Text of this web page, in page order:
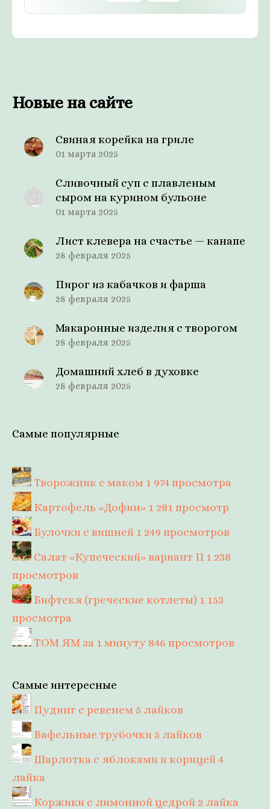
Новые на сайте
Свиная корейка на гриле
01 марта 2025
Сливочный суп с плавленым
сыром на курином бульоне
01 марта 2025
Лист клевера на счастье — канапе
28 февраля 2025
Пирог из кабачков и фарша
28 февраля 2025
Макаронные изделия с творогом
28 февраля 2025
Домашний хлеб в духовке
28 февраля 2025
Самые популярные
Творожник с маком 1 974 просмотра
Картофель «Дофин» 1 281 просмотр
Булочки с вишней 1 249 просмотров
Салат «Купеческий» вариант II 1 238
просмотров
Бифтекя (греческие котлеты) 1 153
просмотра
ТОМ ЯМ за 1 минуту 846 просмотров
Самые интересные
Пудинг с ревенем 5 лайков
Вафельные трубочки 5 лайков
Шарлотка с яблоками и корицей4
лайка
Коржики с лимонной цедрой 2 лайка